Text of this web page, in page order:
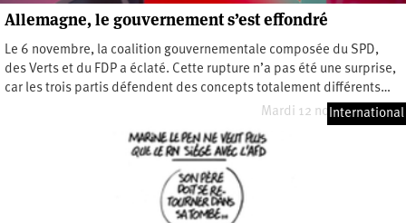
Allemagne, le gouvernement s’est effondré
Le 6 novembre, la coalition gouvernementale composée du SPD,
des Verts et du FDP a éclaté. Cette rupture n’a pas été une surprise,
car les trois partis défendent des concepts totalement différents…
Mardi 12 novembre 2024
International